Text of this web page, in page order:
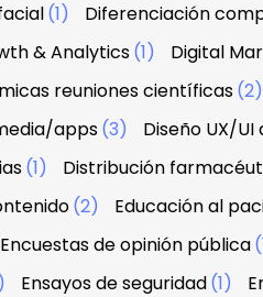
(1) Diferenciación
& Analytics(1) Digital
reuniones científicas(2)
apps(3) Diseño UX/
(1) Distribución
(2) Educación al
Encuestas de opinión pública
Ensayos de seguridad(1)